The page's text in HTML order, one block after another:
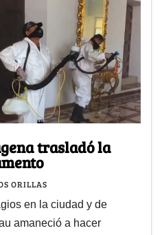
trasladó la
ORILLAS
en la ciudad y de
amaneció a hacer